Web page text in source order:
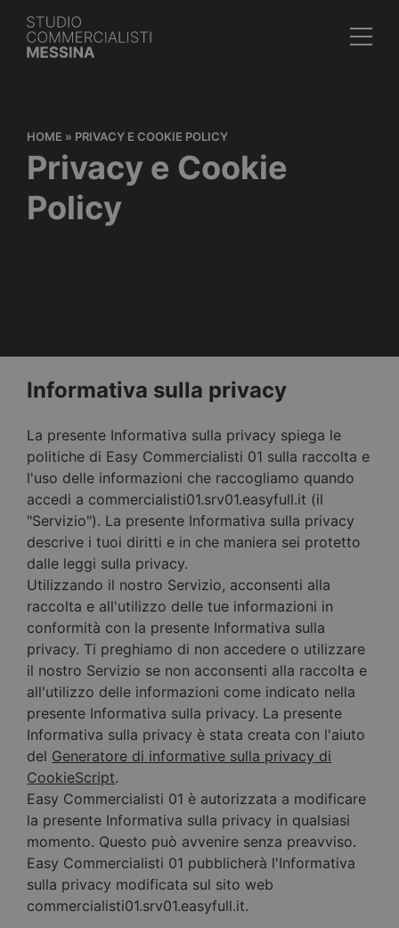
HOME » PRIVACY E COOKIE POLICY
Privacy e Cookie
Policy
Informativa sulla privacy
La presente Informativa sulla privacy spiega le
politiche di Easy Commercialisti 01 sulla raccolta e
l'uso delle informazioni che raccogliamo quando
accedi a commercialisti01.srv01.easyfull.it (il
"Servizio"). La presente Informativa sulla privacy
descrive i tuoi diritti e in che maniera sei protetto
dalle leggi sulla privacy.
Utilizzando il nostro Servizio, acconsenti alla
raccolta e all'utilizzo delle tue informazioni in
conformità con la presente Informativa sulla
privacy. Ti preghiamo di non accedere o utilizzare
il nostro Servizio se non acconsenti alla raccolta e
all'utilizzo delle informazioni come indicato nella
presente Informativa sulla privacy. La presente
Informativa sulla privacy è stata creata con l'aiuto
del Generatore di informative sulla privacy di
CookieScript.
Easy Commercialisti 01 è autorizzata a modificare
la presente Informativa sulla privacy in qualsiasi
momento. Questo può avvenire senza preavviso.
Easy Commercialisti 01 pubblicherà l'Informativa
sulla privacy modificata sul sito web
commercialisti01.srv01.easyfull.it.